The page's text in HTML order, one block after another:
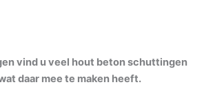
vind u veel hout beton schuttingen
daar mee te maken heeft.